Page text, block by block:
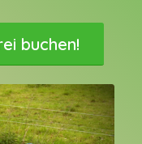
buchen!